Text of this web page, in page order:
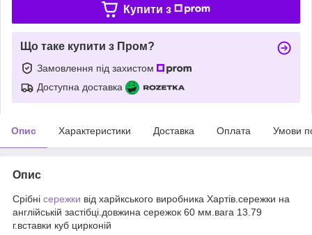
Купити з
Що таке купити з Пром?
Замовлення під захистом
Доступна доставка
Опис Характеристики Доставка Оплата Умови
Опис
Срібні сережки від харйкського виробника Хартів.сережки на
англійській застібці.довжина сережок 60 мм.вага 13.79
г.вставки куб цирконій